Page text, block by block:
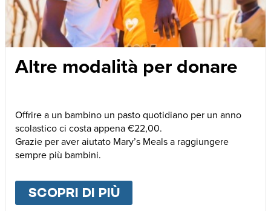
Altre modalità per donare
Offrire a un bambino un pasto quotidiano per un anno
scolastico ci costa appena €22,00.
Grazie per aver aiutato Mary’s Meals a raggiungere
sempre più bambini.
SCOPRI DI PIÙABOUT